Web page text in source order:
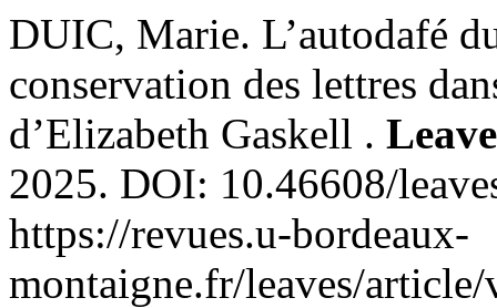
DUIC, Marie. L’autodafé
conservation des lettres
d’Elizabeth Gaskell .
2025. DOI: 10.46608/
https://revues.u-bordeaux-
montaigne.fr/leaves/